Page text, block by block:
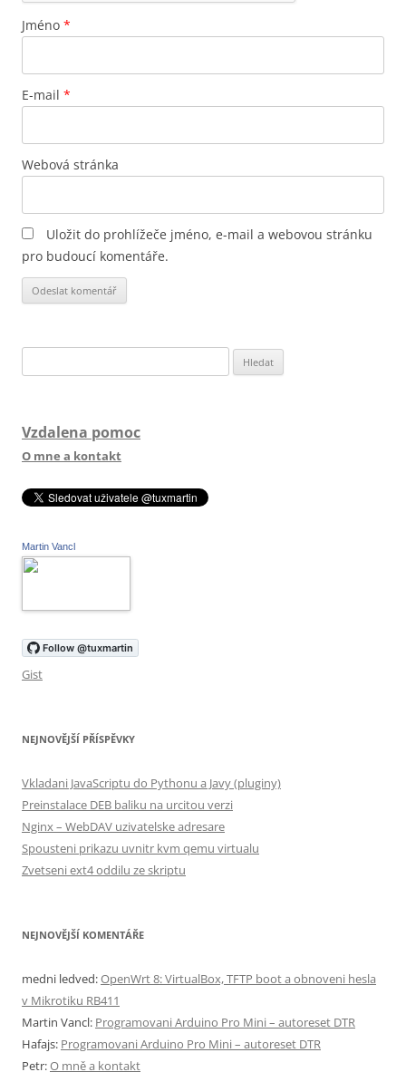
Jméno *
E-mail *
Webová stránka
Uložit do prohlížeče jméno, e-mail a webovou stránku
pro budoucí komentáře.
Vzdalena pomoc
O mne a kontakt
Martin Vancl
Gist
NEJNOVĚJŠÍ PŘÍSPĚVKY
Vkladani JavaScriptu do Pythonu a Javy (pluginy)
Preinstalace DEB baliku na urcitou verzi
Nginx – WebDAV uzivatelske adresare
Spousteni prikazu uvnitr kvm qemu virtualu
Zvetseni ext4 oddilu ze skriptu
NEJNOVĚJŠÍ KOMENTÁŘE
medni ledved:OpenWrt 8: VirtualBox, TFTP boot a obnoveni hesla
v Mikrotiku RB411
Martin Vancl: Programovani Arduino Pro Mini – autoreset DTR
Hafajs: Programovani Arduino Pro Mini – autoreset DTR
Petr:O mně a kontakt